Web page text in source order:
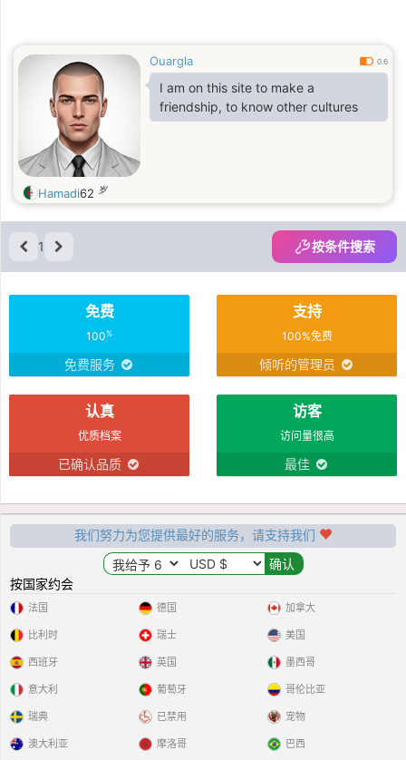
Ouargla 0.6
I am on this site to make a
friendship, to know other cultures
Hamadi62 岁
1 按条件搜索
免费
100%
免费服务
支持
100%免费
倾听的管理员
认真
优质档案
已确认品质
访客
访问量很高
最佳
我们努力为您提供最好的服务，请支持我们
按国家约会
法国
比利时
西班牙
意大利
瑞典
德国
瑞士
英国
葡萄牙
已禁用
加拿大
美国
墨西哥
哥伦比亚
宠物
澳大利亚 摩洛哥 巴西